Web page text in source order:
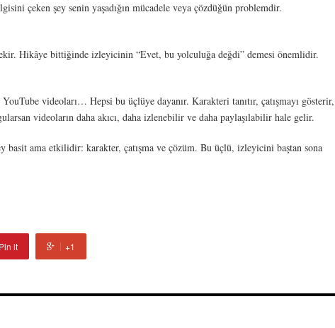
çeken şey senin yaşadığın mücadele veya çözdüğün problemdir.
Hikâye bittiğinde izleyicinin “Evet, bu yolculuğa değdi” demesi önemlidir.
videoları… Hepsi bu üçlüye dayanır. Karakteri tanıtır, çatışmayı gösterir,
videoların daha akıcı, daha izlenebilir ve daha paylaşılabilir hale gelir.
basit ama etkilidir: karakter, çatışma ve çözüm. Bu üçlü, izleyicini baştan sona
Pin it +1